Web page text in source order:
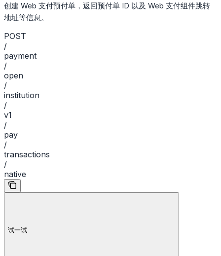
创建 Web 支付预付单，返回预付单 ID 以及 Web 支付组件跳转
地址等信息。
POST
/
payment
/
open
/
institution
/
v1
/
pay
/
transactions
/
native
试一试